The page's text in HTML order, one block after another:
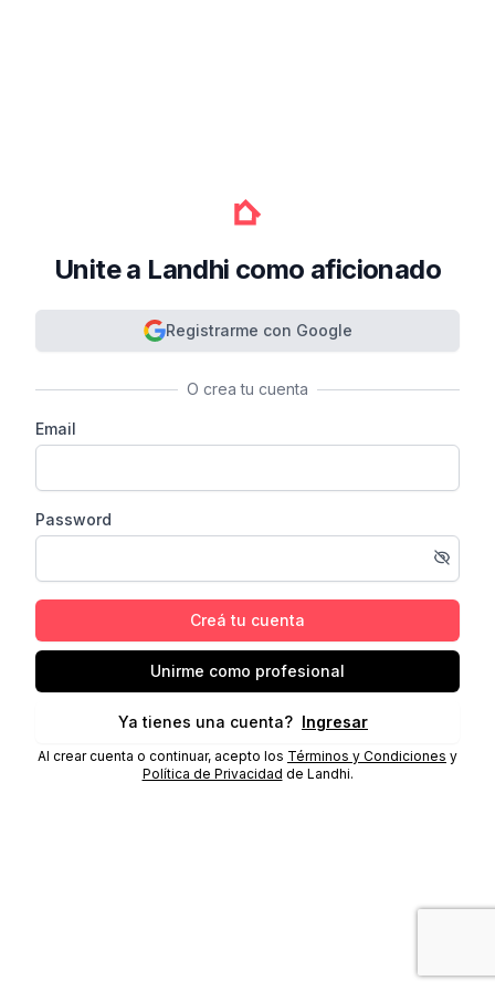
Unite a Landhi como aficionado
Registrarme con Google
O crea tu cuenta
Email
Password
Creá tu cuenta
Unirme como profesional
Ya tienes una cuenta? Ingresar
Al crear cuenta o continuar, acepto los Términos y Condiciones y
Política de Privacidad de Landhi.